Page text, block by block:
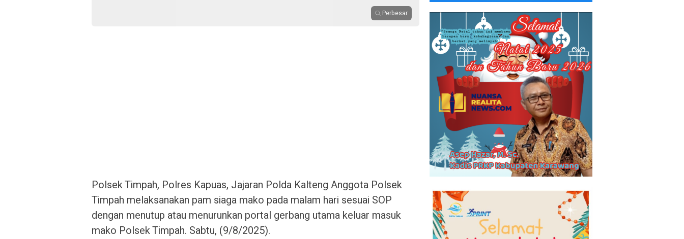
Perbesar
Polsek Timpah, Polres Kapuas, Jajaran Polda Kalteng Anggota Polsek
Timpah melaksanakan pam siaga mako pada malam hari sesuai SOP
dengan menutup atau menurunkan portal gerbang utama keluar masuk
mako Polsek Timpah. Sabtu, (9/8/2025).